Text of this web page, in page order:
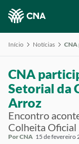
Início Notícias
CNA
Setorial da
Arroz
Encontro
Colheita Oficial
Por CNA 15 de fevereiro